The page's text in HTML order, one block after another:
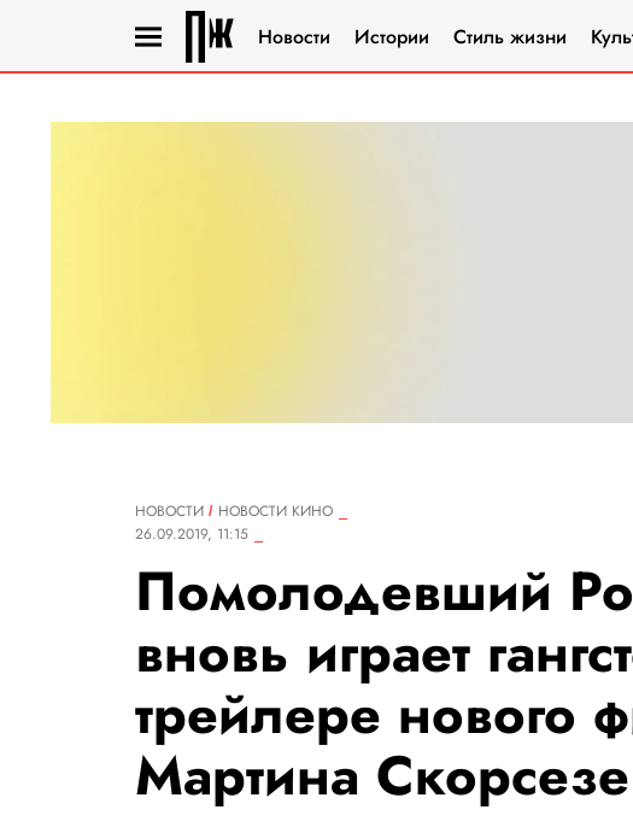
Новости Истории Стиль жизни
НОВОСТИ
НОВОСТИ КИНО
26.09.2019, 11:15
Помолодевший
вновь играет
трейлере нового
Мартина